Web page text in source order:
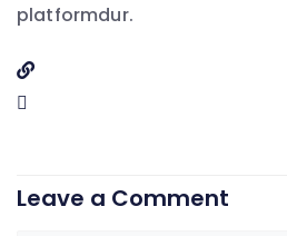
platformdur.
Leave a Comment